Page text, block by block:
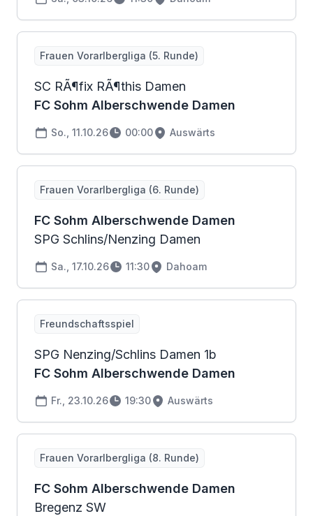
Frauen Vorarlbergliga (5. Runde)
SC RÃ¶fix RÃ¶this Damen
FC Sohm Alberschwende Damen
So., 11.10.26 00:00 Auswärts
Frauen Vorarlbergliga (6. Runde)
FC Sohm Alberschwende Damen
SPG Schlins/Nenzing Damen
Sa., 17.10.26 11:30 Dahoam
Freundschaftsspiel
SPG Nenzing/Schlins Damen 1b
FC Sohm Alberschwende Damen
Fr., 23.10.26 19:30 Auswärts
Frauen Vorarlbergliga (8. Runde)
FC Sohm Alberschwende Damen
Bregenz SW